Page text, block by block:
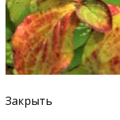
Закрыть